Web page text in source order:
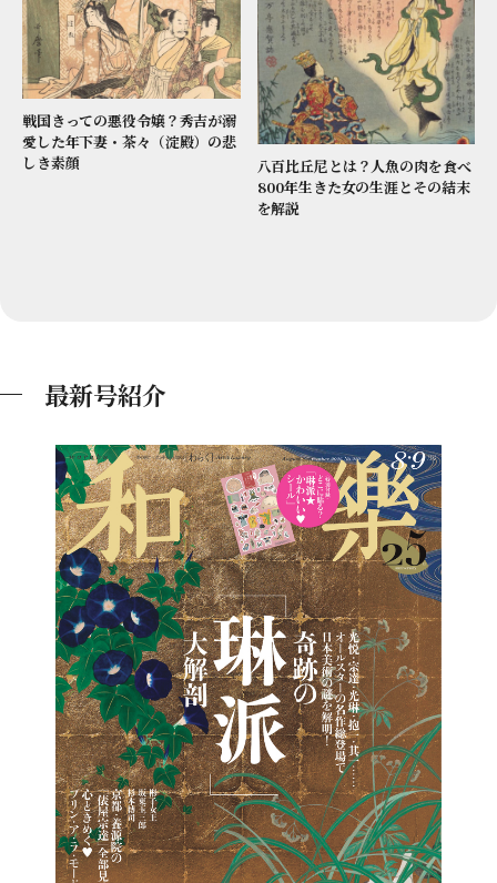
戦国きっての悪役令嬢？秀吉が溺
愛した年下妻・茶々（淀殿）の悲
しき素顔
八百比丘尼とは？人魚の肉を食べ
800年生きた女の生涯とその結末
を解説
最新号紹介